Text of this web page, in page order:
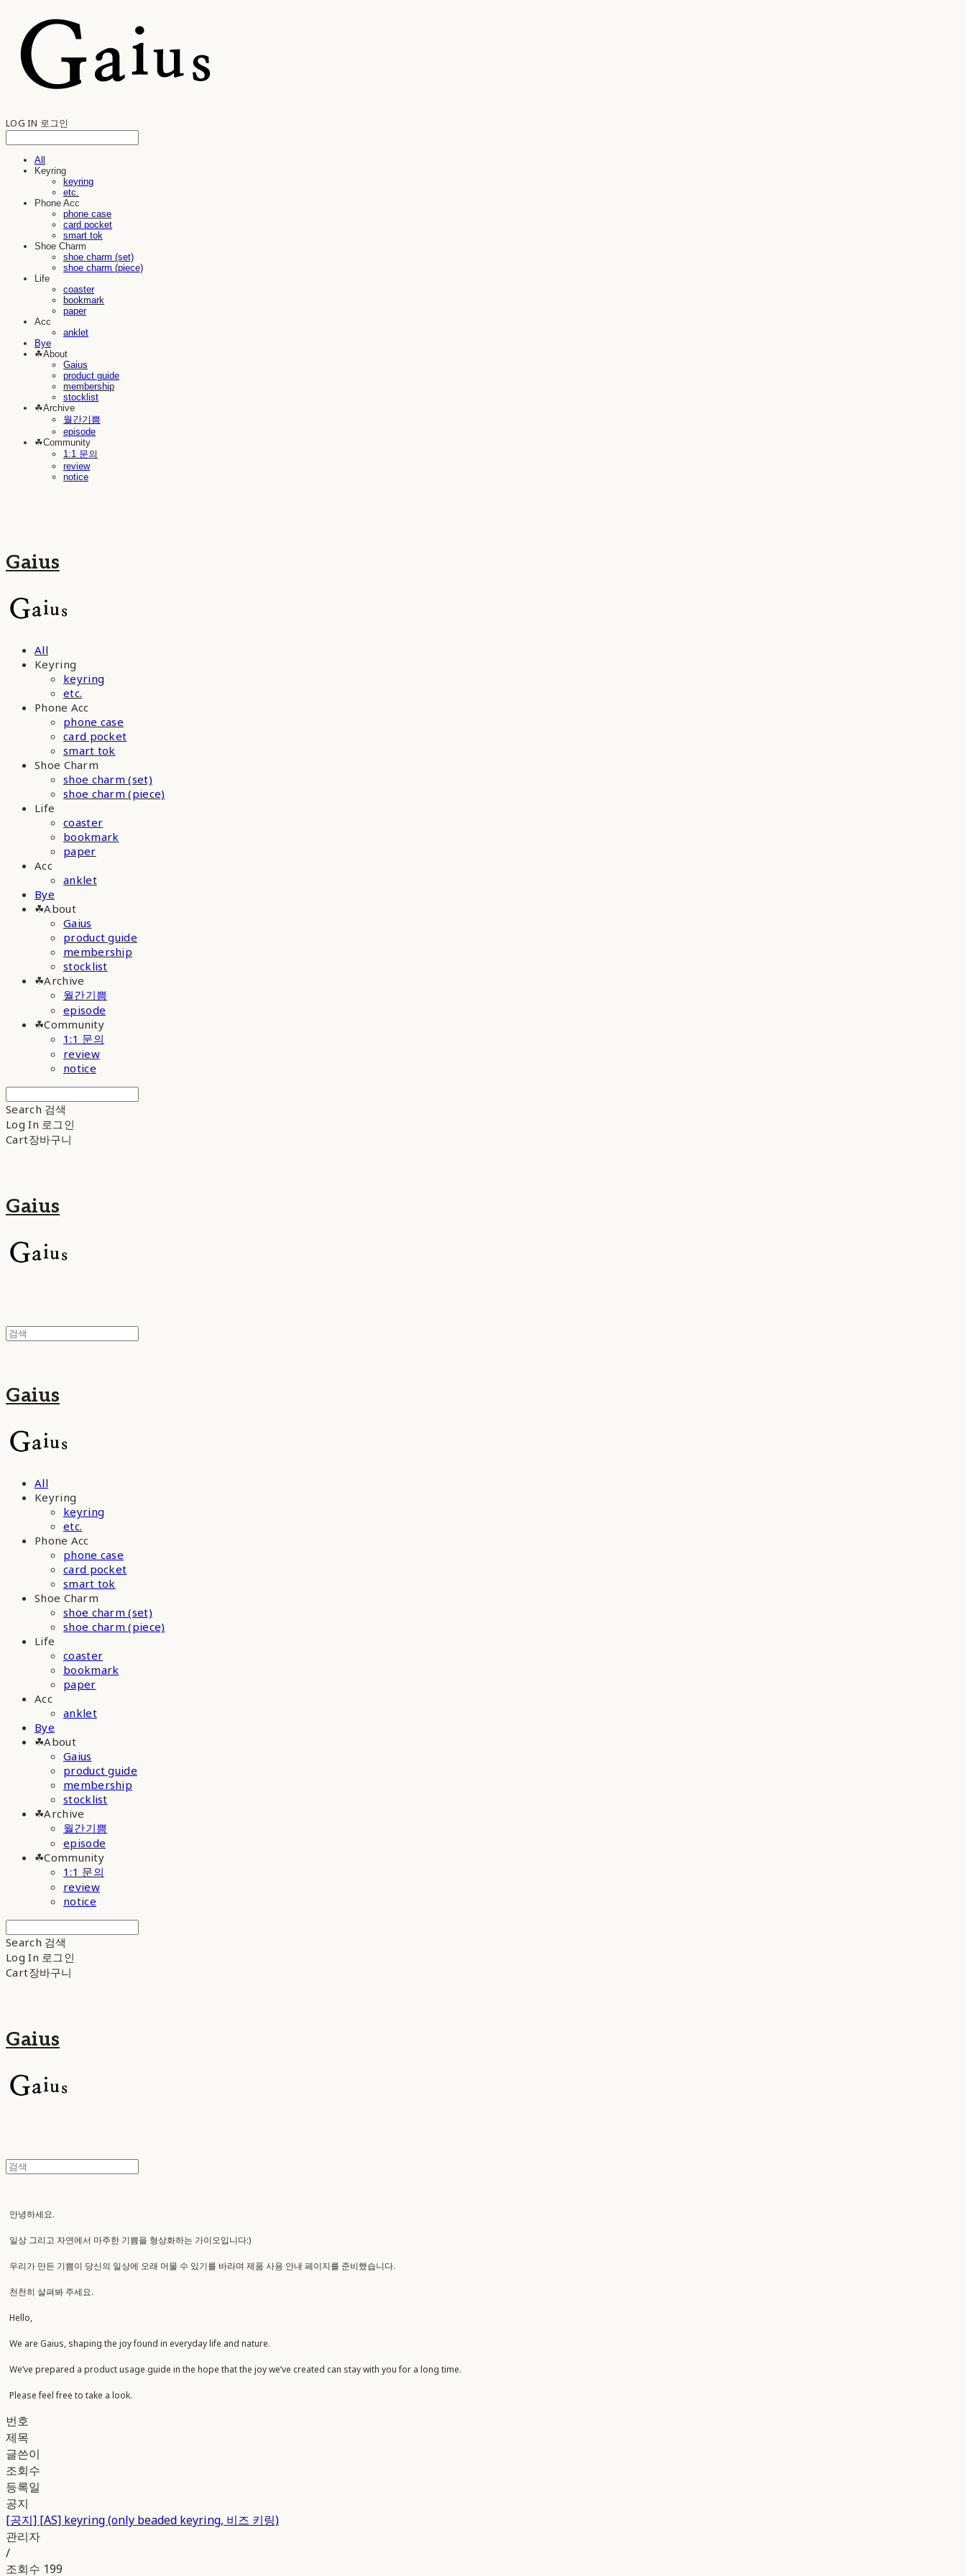
LOG IN 로그인
All
Keyring
keyring
etc.
Phone Acc
phone case
card pocket
smart tok
Shoe Charm
shoe charm (set)
shoe charm (piece)
Life
coaster
bookmark
paper
Acc
anklet
Bye
☘︎About
Gaius
product guide
membership
stocklist
☘︎Archive
월간기쁨
episode
☘︎Community
1:1 문의
review
notice
Gaius
All
Keyring
keyring
etc.
Phone Acc
phone case
card pocket
smart tok
Shoe Charm
shoe charm (set)
shoe charm (piece)
Life
coaster
bookmark
paper
Acc
anklet
Bye
☘︎About
Gaius
product guide
membership
stocklist
☘︎Archive
월간기쁨
episode
☘︎Community
1:1 문의
review
notice
Search 검색
Log In 로그인
Cart장바구니
Gaius
Gaius
All
Keyring
keyring
etc.
Phone Acc
phone case
card pocket
smart tok
Shoe Charm
shoe charm (set)
shoe charm (piece)
Life
coaster
bookmark
paper
Acc
anklet
Bye
☘︎About
Gaius
product guide
membership
stocklist
☘︎Archive
월간기쁨
episode
☘︎Community
1:1 문의
review
notice
Search 검색
Log In 로그인
Cart장바구니
Gaius
안녕하세요.
일상 그리고 자연에서 마주한 기쁨을 형상화하는 가이오입니다:)
우리가 만든 기쁨이 당신의 일상에 오래 머물 수 있기를 바라며 제품 사용 안내 페이지를 준비했습니다.
천천히 살펴봐 주세요.
Hello,
We are Gaius, shaping the joy found in everyday life and nature.
We’ve prepared a product usage guide in the hope that the joy we’ve created can stay with you for a long time.
Please feel free to take a look.
번호
제목
글쓴이
조회수
등록일
공지
[공지] [AS] keyring (only beaded keyring, 비즈 키링)
관리자
/
조회수 199